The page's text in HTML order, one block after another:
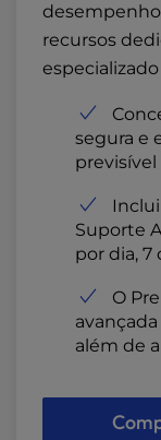
recursos
segura e
previsível
Suporte
por dia, 7
O
além de